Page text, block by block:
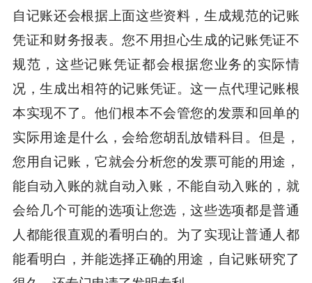
自记账还会根据上面这些资料，生成规范的记账
凭证和财务报表。您不用担心生成的记账凭证不
规范，这些记账凭证都会根据您业务的实际情
况，生成出相符的记账凭证。这一点代理记账根
本实现不了。他们根本不会管您的发票和回单的
实际用途是什么，会给您胡乱放错科目。但是，
您用自记账，它就会分析您的发票可能的用途，
能自动入账的就自动入账，不能自动入账的，就
会给几个可能的选项让您选，这些选项都是普通
人都能很直观的看明白的。为了实现让普通人都
能看明白，并能选择正确的用途，自记账研究了